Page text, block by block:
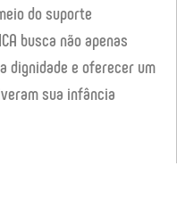
do suporte
busca não apenas
dignidade e oferecer um
sua infância